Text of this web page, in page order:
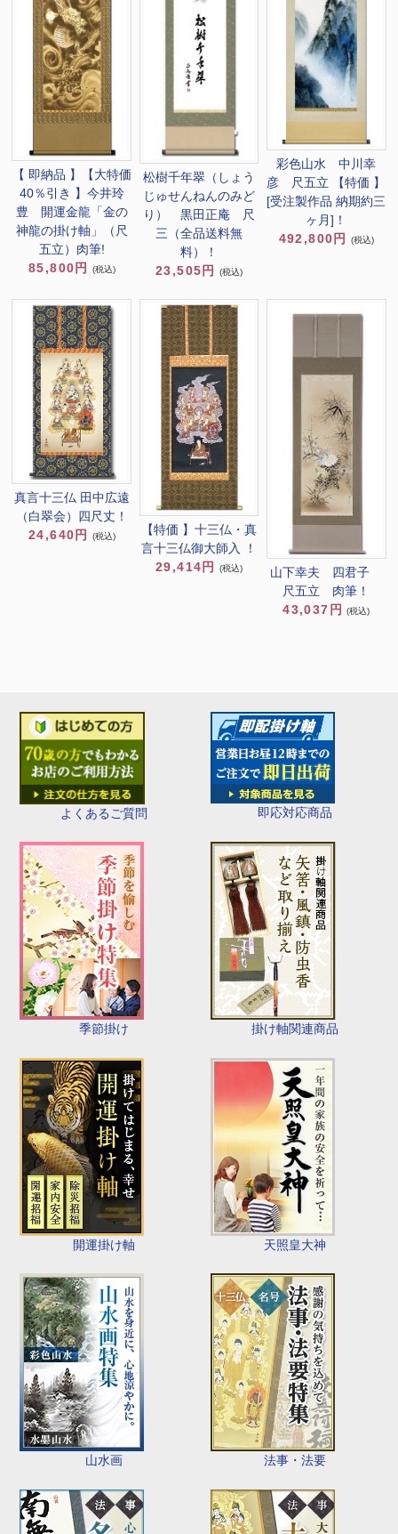
よくあるご質問 即応対応商品
季節掛け 掛け軸関連商品
開運掛け軸 天照皇大神
山水画 法事・法要
【 即納品 】【大特価
40％引き 】今井玲
豊 開運金龍「金の
神龍の掛け軸」（尺
五立）肉筆!
85,800円
(税込)
松樹千年翠（しょう
じゅせんねんのみど
り） 黒田正庵 尺
三（全品送料無
料）！
23,505円
(税込)
彩色山水 中川幸
彦 尺五立 【特価 】
[受注製作品 納期約三
ヶ月]！
492,800円
(税込)
真言十三仏 田中広遠
（白翠会）四尺丈！
24,640円
(税込)
【特価 】十三仏・真
言十三仏御大師入 ！
29,414円
(税込)
山下幸夫 四君子
尺五立 肉筆！
43,037円
(税込)